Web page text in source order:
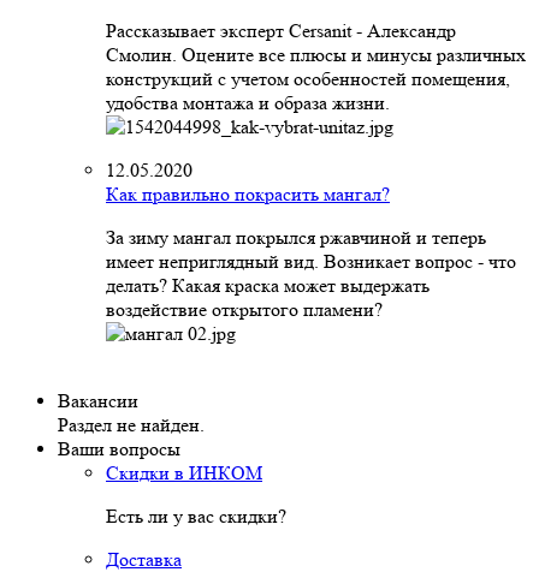
Рассказывает эксперт Cersanit - Александр
Смолин. Оцените все плюсы и минусы различных
конструкций с учетом особенностей помещения,
удобства монтажа и образа жизни.
12.05.2020
Как правильно покрасить мангал?
За зиму мангал покрылся ржавчиной и теперь
имеет неприглядный вид. Возникает вопрос - что
делать? Какая краска может выдержать
воздействие открытого пламени?
Вакансии
Раздел не найден.
Ваши вопросы
Скидки в ИНКОМ
Есть ли у вас скидки?
Доставка